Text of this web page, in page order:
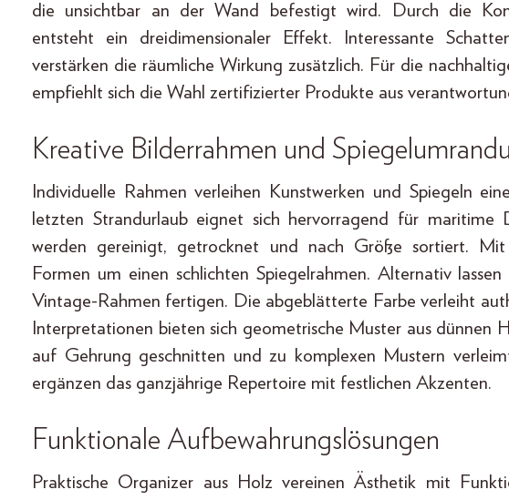
die unsichtbar an der Wand befestigt wird. Durch die
entsteht ein dreidimensionaler Effekt. Interessante
verstärken die räumliche Wirkung zusätzlich. Für die
empfiehlt sich die Wahl zertifizierter Produkte aus
Kreative Bilderrahmen und
Individuelle Rahmen verleihen Kunstwerken und Spiegeln
letzten Strandurlaub eignet sich hervorragend für maritime
werden gereinigt, getrocknet und nach Größe sortiert. Mit
Formen um einen schlichten Spiegelrahmen. Alternativ
Vintage-Rahmen fertigen. Die abgeblätterte Farbe verleiht
Interpretationen bieten sich geometrische Muster aus dünnen
auf Gehrung geschnitten und zu komplexen Mustern
ergänzen das ganzjährige Repertoire mit festlichen Akzenten.
Funktionale Aufbewahrungslösungen
Praktische Organizer aus Holz vereinen Ästhetik mit